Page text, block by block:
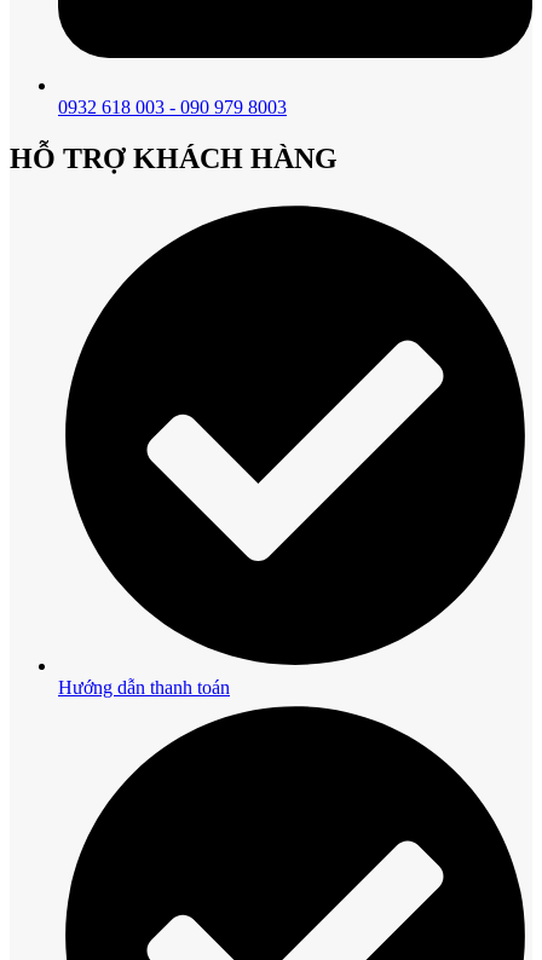
0932 618 003 - 090 979 8003
HỖ TRỢ KHÁCH HÀNG
Hướng dẫn thanh toán